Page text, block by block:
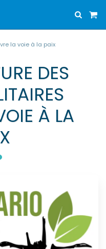
la voie à la paix
DES
À LA